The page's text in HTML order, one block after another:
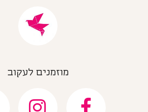
מוזמנים לעקוב